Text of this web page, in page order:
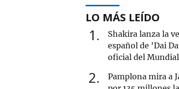
LO MÁS LEÍDO
1
Shakira lanza la
español de 'Dai
oficial del
2
Pamplona mira a